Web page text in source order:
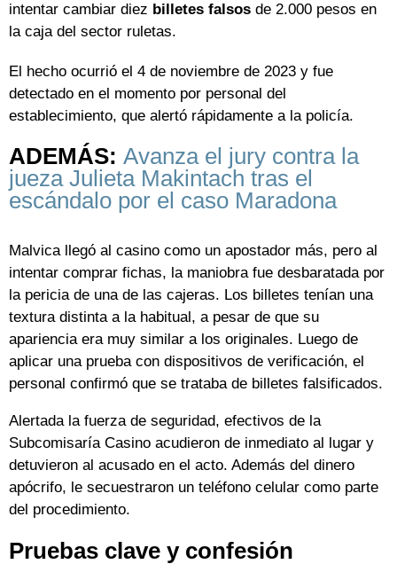
intentar cambiar diez billetes falsos de 2.000 pesos en
la caja del sector ruletas.
El hecho ocurrió el 4 de noviembre de 2023 y fue
detectado en el momento por personal del
establecimiento, que alertó rápidamente a la policía.
ADEMÁS: Avanza el jury contra la
jueza Julieta Makintach tras el
escándalo por el caso Maradona
Malvica llegó al casino como un apostador más, pero al
intentar comprar fichas, la maniobra fue desbaratada por
la pericia de una de las cajeras. Los billetes tenían una
textura distinta a la habitual, a pesar de que su
apariencia era muy similar a los originales. Luego de
aplicar una prueba con dispositivos de verificación, el
personal confirmó que se trataba de billetes falsificados.
Alertada la fuerza de seguridad, efectivos de la
Subcomisaría Casino acudieron de inmediato al lugar y
detuvieron al acusado en el acto. Además del dinero
apócrifo, le secuestraron un teléfono celular como parte
del procedimiento.
Pruebas clave y confesión